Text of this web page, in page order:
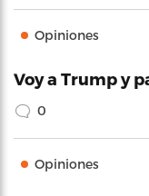
Opiniones
Voy a Trump y
0
Opiniones